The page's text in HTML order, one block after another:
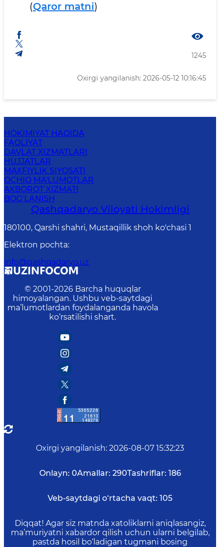
(Qaror matni)
1245
Oxirgi yangilanish: 2026-05-12 10:16:45
HOKIMIYAT HAQIDA
FAOLIYAT
DAVLAT XIZMATLARI
HUJJATLAR
MAXFIYLIK SIYOSATI
OCHIQ MA'LUMOTLAR
AXBOROT XIZMATI
BOG‘LANISH
Qashqadaryo Viloyati Hоkimligi
180100, Qаrshi shаhri, Mustаqillik shoh ko'chasi 1
Elektron pochta:
info@qashqadaryo.uz
© 2001-2026 Barcha huquqlar
himoyalangan. Ushbu veb-saytdagi
ma’lumotlardan foydalanganda havola
ko‘rsatilishi shart.
Oxirgi yangilanish: 2026-08-07 15:32:23
Onlayn: 0Amallar: 290Tashriflar: 186
Veb-saytdagi o‘rtacha vaqt: 105
Diqqat! Agar siz matnda xatoliklarni aniqlasangiz,
ma’muriyatni xabardor qilish uchun ularni belgilab,
pastda hosil bo‘ladigan tugmani bosing